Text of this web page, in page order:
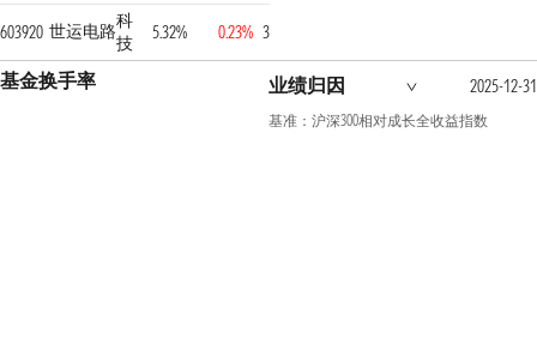
603920 世运电路科
技
5.32% 0.23% 3
基金换手率 业绩归因 2025-12-31
基准：沪深300相对成长全收益指数